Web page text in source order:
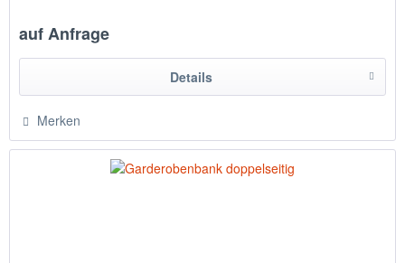
auf Anfrage
Details
Merken